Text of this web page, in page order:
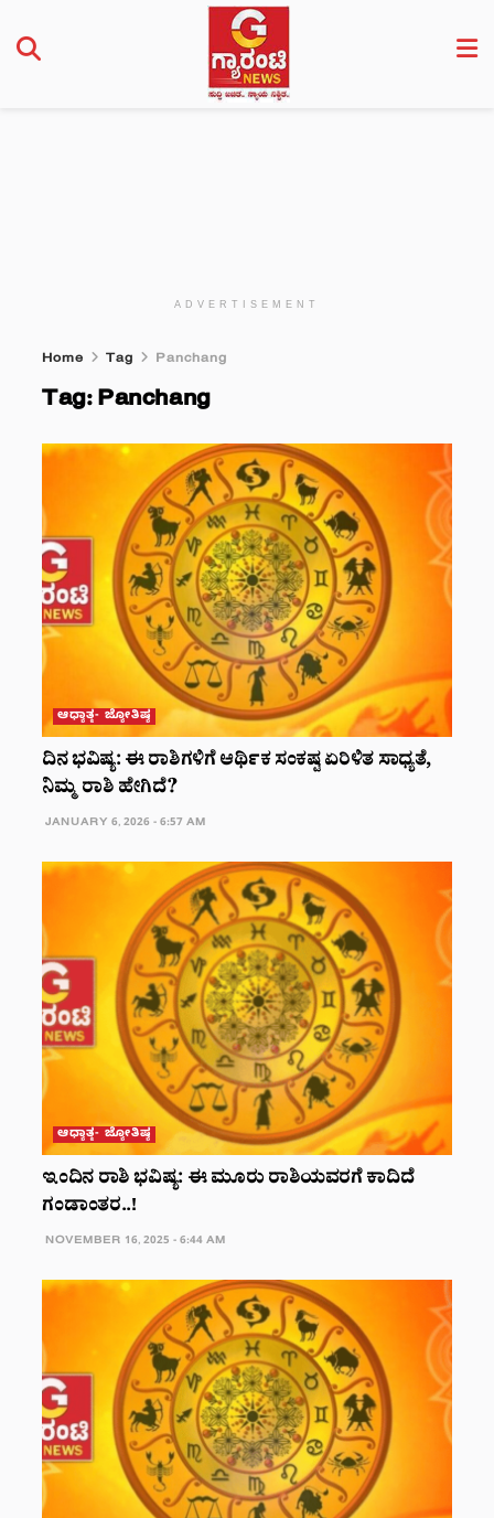
ADVERTISEMENT
Home Tag Panchang
Tag:Panchang
ಆಧ್ಯಾತ್ಮ- ಜ್ಯೋತಿಷ್ಯ
ದಿನ ಭವಿಷ್ಯ: ಈ ರಾಶಿಗಳಿಗೆ ಆರ್ಥಿಕ ಸಂಕಷ್ಟ ಏರಿಳಿತ ಸಾಧ್ಯತೆ,
ನಿಮ್ಮ ರಾಶಿ ಹೇಗಿದೆ?
JANUARY 6, 2026 - 6:57 AM
ಆಧ್ಯಾತ್ಮ- ಜ್ಯೋತಿಷ್ಯ
ಇಂದಿನ ರಾಶಿ ಭವಿಷ್ಯ: ಈ ಮೂರು ರಾಶಿಯವರಗೆ ಕಾದಿದೆ
ಗಂಡಾಂತರ..!
NOVEMBER 16, 2025 - 6:44 AM